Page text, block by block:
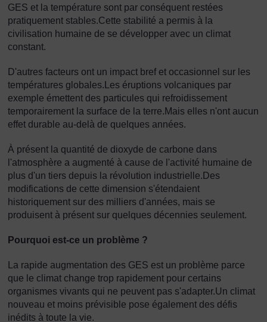
GES et la température sont par conséquent restées
pratiquement stables.Cette stabilité a permis à la
civilisation humaine de se développer avec un climat
constant.
D'autres facteurs ont un impact bref et occasionnel sur les
températures globales.Les éruptions volcaniques par
exemple émettent des particules qui refroidissement
temporairement la surface de la terre.Mais elles n'ont aucun
effet durable au-delà de quelques années.
À présent la quantité de dioxyde de carbone dans
l'atmosphère a augmenté à cause de l'activité humaine de
plus d'un tiers depuis la révolution industrielle.Des
modifications de cette dimension s'étendaient
historiquement sur des milliers d'années, mais se
produisent à présent sur quelques décennies seulement.
Pourquoi est-ce un problème ?
La rapide augmentation des GES est un problème parce
que le climat change trop rapidement pour certains
organismes vivants qui ne peuvent pas s'adapter.Un climat
nouveau et moins prévisible pose également des défis
inédits à toute la vie.